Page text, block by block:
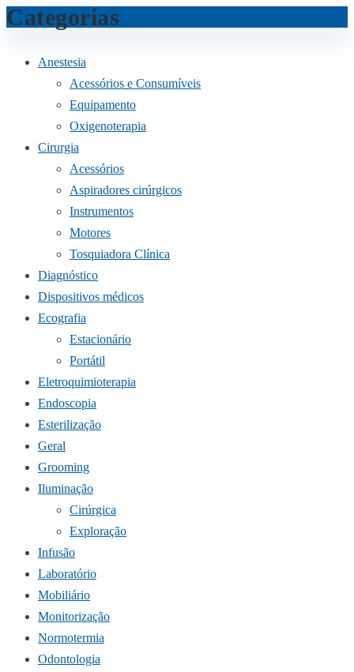
Categorias
Anestesia
Acessórios e Consumíveis
Equipamento
Oxigenoterapia
Cirurgia
Acessórios
Aspiradores cirúrgicos
Instrumentos
Motores
Tosquiadora Clínica
Diagnóstico
Dispositivos médicos
Ecografia
Estacionário
Portátil
Eletroquimioterapia
Endoscopia
Esterilização
Geral
Grooming
Iluminação
Cirúrgica
Exploração
Infusão
Laboratório
Mobiliário
Monitorização
Normotermia
Odontologia